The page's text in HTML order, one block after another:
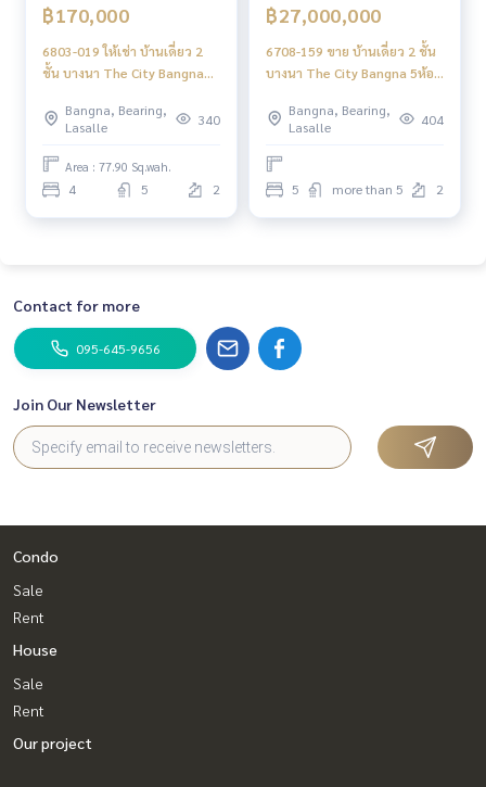
฿170,000
6803-019 ให้เช่า บ้านเดี่ยว 2
ชั้น บางนา The City Bangna
Bangna, Bearing,
Lasalle
340
Area : 77.90 Sq.wah.
4 5 2
฿27,000,000
6708-159 ขาย บ้านเดี่ยว 2 ชั้น
บางนา The City Bangna 5ห้อง
Bangna, Bearing,
Lasalle
404
5 more than 5 2
Contact for more
095-645-9656
Join Our Newsletter
Condo
Sale
Rent
House
Sale
Rent
Our project